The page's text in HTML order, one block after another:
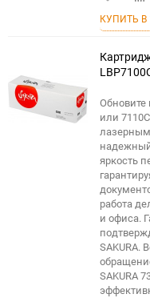
КУПИТЬ В
Обновите
или
лазерным
надежный
яркость
работа
и офиса.
SAKURA.
SAKURA